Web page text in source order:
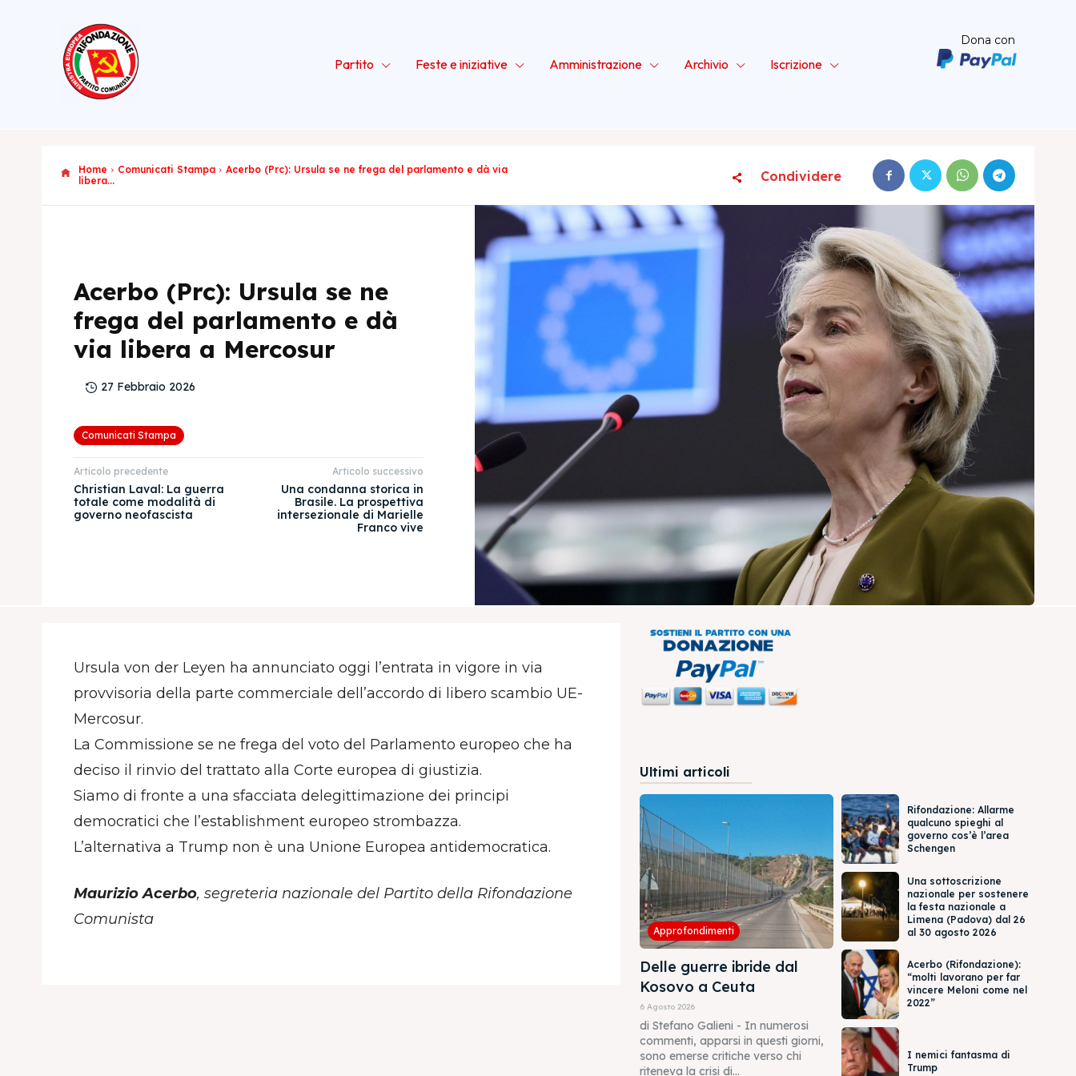
, segretario nazionale del Partito della Rifondazione Comunista – Sinistra
Europea
Partito Feste e iniziative Amministrazione Archivio Iscrizione
Dona con
Home Comunicati Stampa
Acerbo (Prc): Ursula se ne frega del parlamento e dà via
libera...
Condividere
Acerbo (Prc): Ursula se ne
frega del parlamento e dà
via libera a Mercosur
27 Febbraio 2026
Comunicati Stampa
Articolo precedente
Christian Laval: La guerra
totale come modalità di
governo neofascista
Articolo successivo
Una condanna storica in
Brasile. La prospettiva
intersezionale di Marielle
Franco vive
Ursula von der Leyen ha annunciato oggi l’entrata in vigore in via
provvisoria della parte commerciale dell’accordo di libero scambio UE-
Mercosur.
La Commissione se ne frega del voto del Parlamento europeo che ha
deciso il rinvio del trattato alla Corte europea di giustizia.
Siamo di fronte a una sfacciata delegittimazione dei principi
democratici che l’establishment europeo strombazza.
L’alternativa a Trump non è una Unione Europea antidemocratica.
Maurizio Acerbo, segreteria nazionale del Partito della Rifondazione
Comunista
Ultimi articoli
Approfondimenti
Delle guerre ibride dal
Kosovo a Ceuta
6 Agosto 2026
di Stefano Galieni - In numerosi
commenti, apparsi in questi giorni,
sono emerse critiche verso chi
riteneva la crisi di...
Rifondazione: Allarme
qualcuno spieghi al
governo cos’è l’area
Schengen
Una sottoscrizione
nazionale per sostenere
la festa nazionale a
Limena (Padova) dal 26
al 30 agosto 2026
Acerbo (Rifondazione):
“molti lavorano per far
vincere Meloni come nel
2022”
I nemici fantasma di
Trump